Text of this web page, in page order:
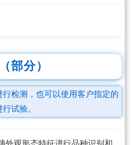
部分）
行检测，也可以使用客户指定的
试验。